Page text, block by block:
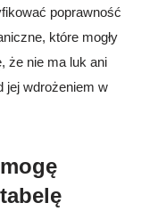
poprawność
które mogły
że nie ma luk ani
jej wdrożeniem w